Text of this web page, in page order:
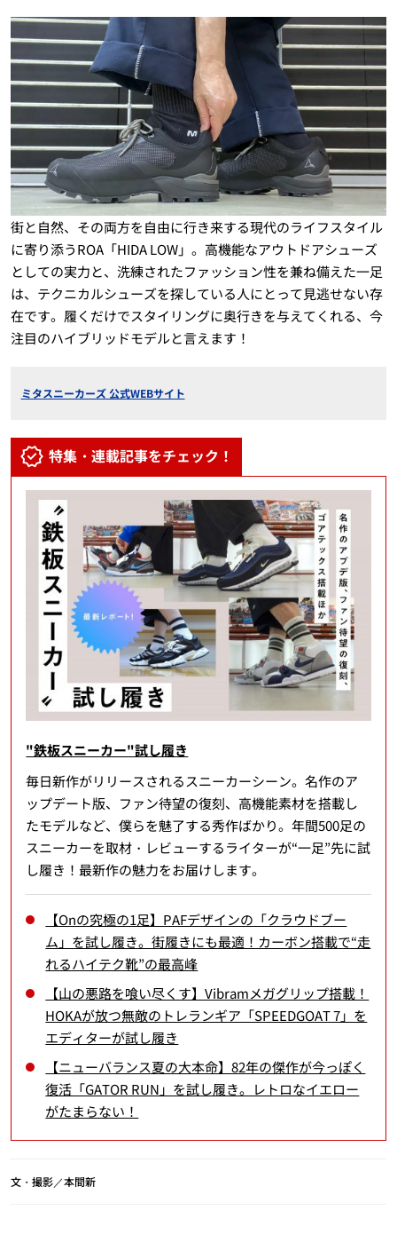
街と自然、その両方を自由に行き来する現代のライフスタイル
に寄り添うROA「HIDA LOW」。高機能なアウトドアシューズ
としての実力と、洗練されたファッション性を兼ね備えた一足
は、テクニカルシューズを探している人にとって見逃せない存
在です。履くだけでスタイリングに奥行きを与えてくれる、今
注目のハイブリッドモデルと言えます！
ミタスニーカーズ 公式WEBサイト
特集・連載記事をチェック！
"鉄板スニーカー"試し履き
毎日新作がリリースされるスニーカーシーン。名作のア
ップデート版、ファン待望の復刻、高機能素材を搭載し
たモデルなど、僕らを魅了する秀作ばかり。年間500足の
スニーカーを取材・レビューするライターが“一足”先に試
し履き！最新作の魅力をお届けします。
【Onの究極の1足】PAFデザインの「クラウドブー
ム」を試し履き。街履きにも最適！カーボン搭載で“走
れるハイテク靴”の最高峰
【山の悪路を喰い尽くす】Vibramメガグリップ搭載！
HOKAが放つ無敵のトレランギア「SPEEDGOAT 7」を
エディターが試し履き
【ニューバランス夏の大本命】82年の傑作が今っぽく
復活「GATOR RUN」を試し履き。レトロなイエロー
がたまらない！
文・撮影／本間新